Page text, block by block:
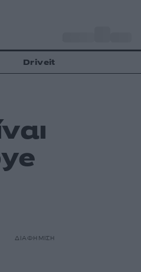
Driveit
ΔΙΑΦΗΜΙΣΗ